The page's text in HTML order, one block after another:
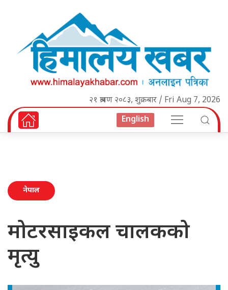
२१ श्रावण २०८३, शुक्रबार / Fri Aug 7, 2026
English
नेपाल
मोटरसाइकल चालकको
मृत्यु